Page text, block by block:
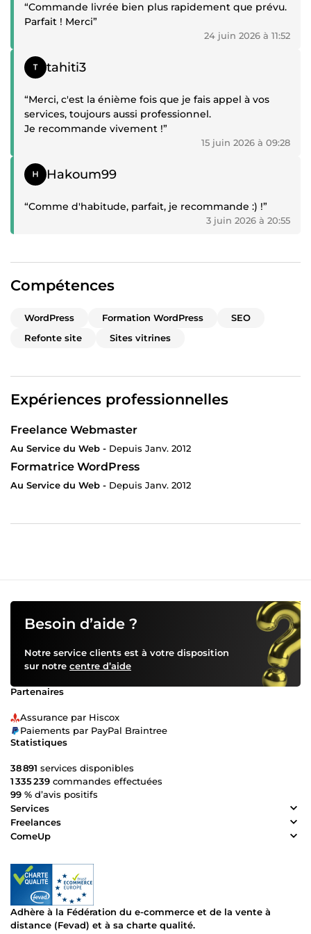
“Commande livrée bien plus rapidement que prévu.
Parfait ! Merci”
24 juin 2026 à 11:52
Témoignage positif
tahiti3
“Merci, c'est la énième fois que je fais appel à vos
services, toujours aussi professionnel.
Je recommande vivement !”
15 juin 2026 à 09:28
Témoignage positif
Hakoum99
“Comme d'habitude, parfait, je recommande :) !”
3 juin 2026 à 20:55
Compétences
WordPress Formation WordPress
SEO
Refonte site
Sites vitrines
Expériences professionnelles
Freelance Webmaster
Au Service du Web - Depuis Janv. 2012
Formatrice WordPress
Au Service du Web - Depuis Janv. 2012
Besoin d’aide ?
Notre service clients est à votre disposition
sur notre centre d’aide
Partenaires
Assurance par Hiscox
Paiements par PayPal Braintree
Statistiques
38 891 services disponibles
1 335 239 commandes effectuées
99 % d’avis positifs
Services
Freelances
ComeUp
Adhère à la Fédération du e-commerce et de la vente à
distance (Fevad) et à sa charte qualité.